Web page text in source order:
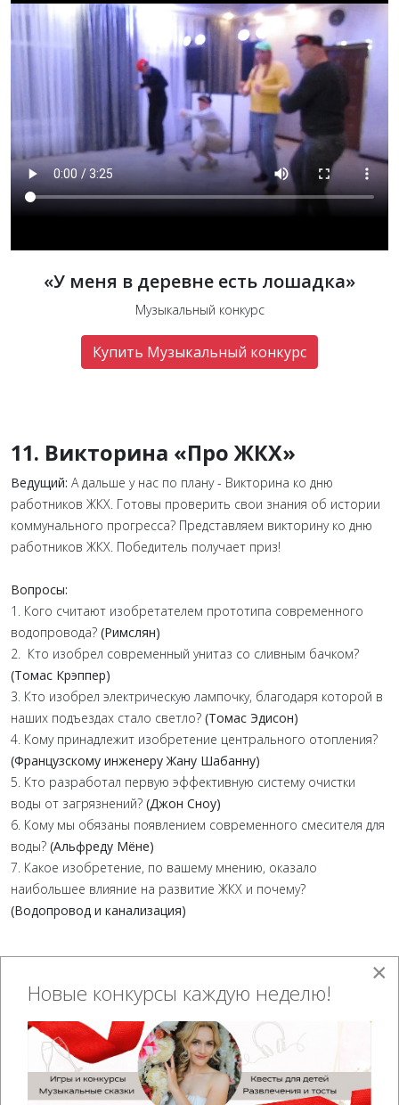
«У меня в деревне есть лошадка»
Музыкальный конкурс
Купить Музыкальный конкурс
11. Викторина «Про ЖКХ»
Ведущий: А дальше у нас по плану - Викторина ко дню
работников ЖКХ. Готовы проверить свои знания об истории
коммунального прогресса? Представляем викторину ко дню
работников ЖКХ. Победитель получает приз!
Вопросы:
1. Кого считают изобретателем прототипа современного
водопровода? (Римслян)
2. Кто изобрел современный унитаз со сливным бачком?
(Томас Крэппер)
3. Кто изобрел электрическую лампочку, благодаря которой в
наших подъездах стало светло? (Томас Эдисон)
4. Кому принадлежит изобретение центрального отопления?
(Французскому инженеру Жану Шабанну)
5. Кто разработал первую эффективную систему очистки
воды от загрязнений? (Джон Сноу)
6. Кому мы обязаны появлением современного смесителя для
воды? (Альфреду Мёне)
7. Какое изобретение, по вашему мнению, оказало
наибольшее влияние на развитие ЖКХ и почему?
(Водопровод и канализация)
мужчин
Ведущий: Ну что, дамы и господа, готовьтесь к настоящему
фотомарафону! Сегодня наша сцена — это подиум для самых
стильных и уверенных мужчин! Включаем голосового
помощника, который по шагам подскажет вам, как занять
×
Новые конкурсы каждую неделю!